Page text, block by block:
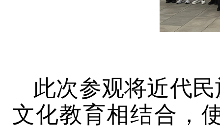
此次参观将近代
文化教育相结合，